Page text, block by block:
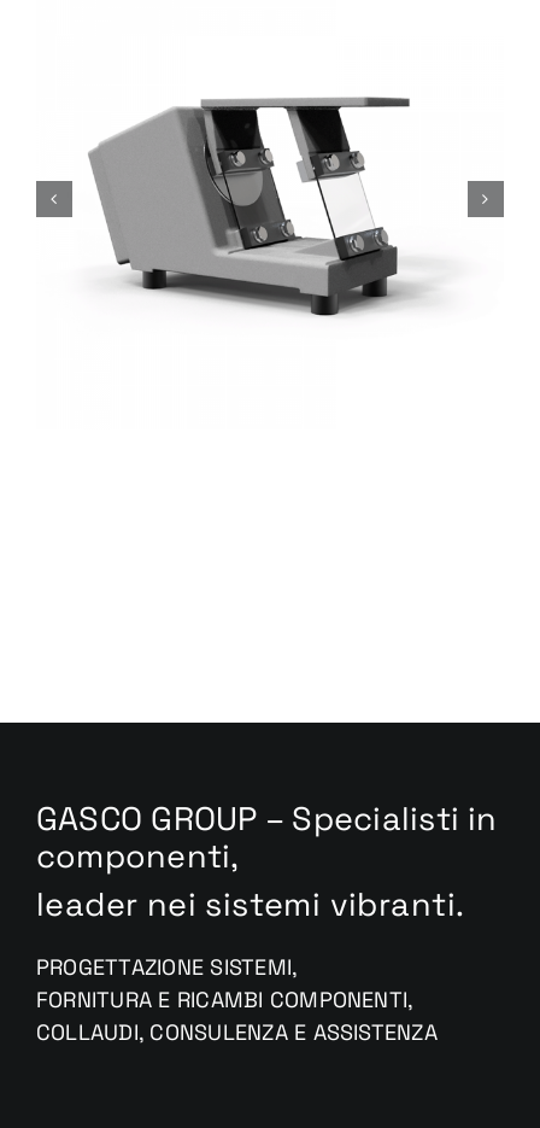
Vibratori lineari, Serie AL e VL
Vibratori lineari
GASCO GROUP – Specialisti in
componenti,
leader nei sistemi vibranti.
PROGETTAZIONE SISTEMI,
FORNITURA E RICAMBI COMPONENTI,
COLLAUDI, CONSULENZA E ASSISTENZA